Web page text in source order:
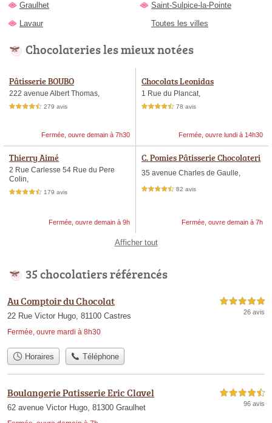
Graulhet
Lavaur
Saint-Sulpice-la-Pointe
Toutes les villes
Chocolateries les mieux notées
Pâtisserie BOUBO
222 avenue Albert Thomas,
4,5 étoiles sur 5 279 avis
Fermée, ouvre demain à 7h30
Chocolats Leonidas
1 Rue du Plancat,
4,5 étoiles sur 5 78 avis
Fermée, ouvre lundi à 14h30
Thierry Aimé
2 Rue Carlesse 54 Rue du Pere
Colin,
4,5 étoiles sur 5 179 avis
Fermée, ouvre demain à 9h
C. Pomies Pâtisserie Chocolateri
e
35 avenue Charles de Gaulle,
4,5 étoiles sur 5 82 avis
Fermée, ouvre demain à 7h
Afficher tout
35 chocolatiers référencés
Au Comptoir du Chocolat
22 Rue Victor Hugo, 81100 Castres
Fermée, ouvre mardi à 8h30
5,0 étoiles sur 5
26 avis
Horaires Téléphone
Boulangerie Patisserie Eric Clavel
62 avenue Victor Hugo, 81300 Graulhet
4,5 étoiles sur 5
96 avis